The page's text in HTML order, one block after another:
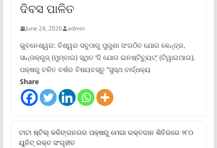
ଦିବସ ପାଳିତ
June 24, 2026 admin
ଭୁବନେଶ୍ୱର: ବିଶ୍ୱର ସବୁଠାରୁ ପୁରୁଣା ସଂଗଠିତ ଯୋଗ କେନ୍ଦ୍ର,
ସାନ୍ତାକ୍ରୁଜ୍ (ମୁମ୍ବାଇ) ସ୍ଥିତ ‘ଦି ଯୋଗ ଇନଷ୍ଟିଚ୍ୟୁଟ୍‌’ (ଟିୱାଇଆଇ),
ପକ୍ଷରୁ ଚଳିତ ବର୍ଷର ବିଷୟବସ୍ତୁ “ସୁସ୍ଥ ବାର୍ଦ୍ଧକ୍ୟ
Share
ଟାଟା ଷ୍ଟିଲ୍‌ କଳିଙ୍ଗନଗର ପକ୍ଷରୁ ମେଗା ରକ୍ତଦାନ ଶିବିରରେ ୨୮୦
ୟୁନିଟ୍‌ ରକ୍ତ ସଂଗୃହୀତ